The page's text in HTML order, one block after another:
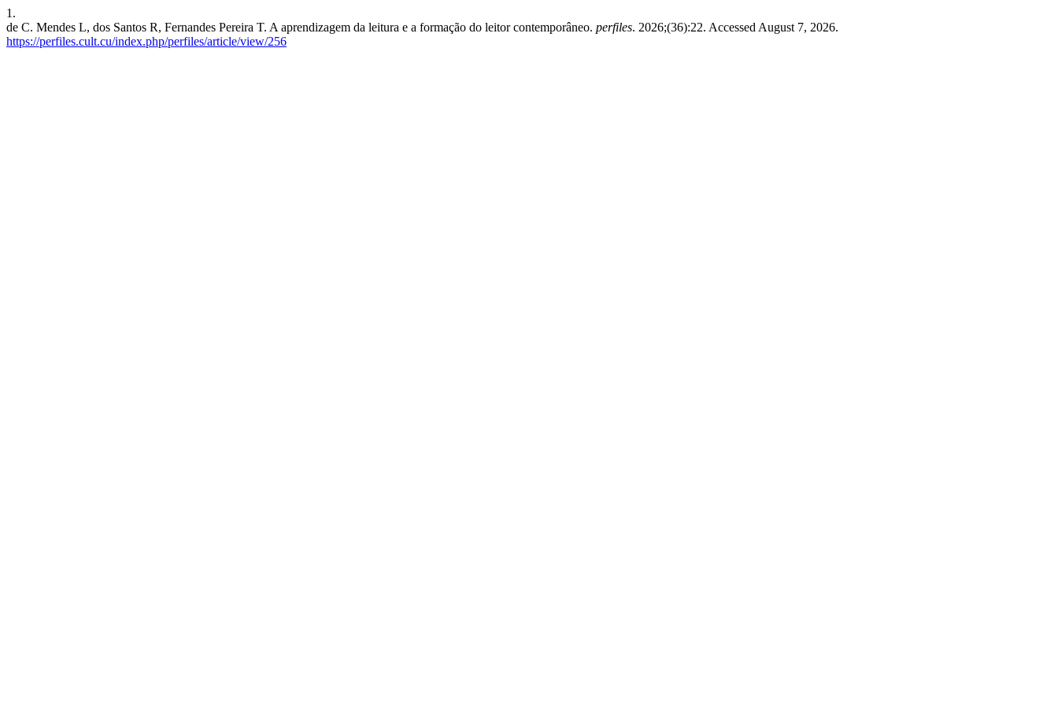
1.
de C. Mendes L, dos Santos R, Fernandes Pereira T. A aprendizagem da leitura e a formação do leitor contemporâneo. perfiles. 2026;(36):22. Accessed August 7, 2026.
https://perfiles.cult.cu/index.php/perfiles/article/view/256